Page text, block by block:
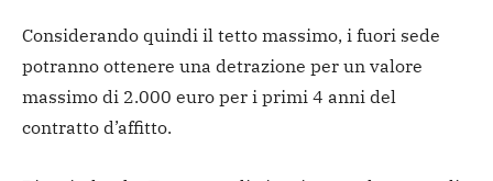
Considerando quindi il tetto massimo, i fuori sede
potranno ottenere una detrazione per un valore
massimo di 2.000 euro per i primi 4 anni del
contratto d’affitto.